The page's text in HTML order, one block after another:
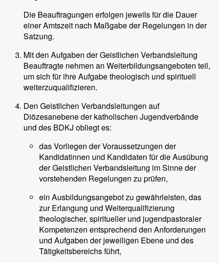
Die Beauftragungen erfolgen jeweils für die Dauer
einer Amtszeit nach Maßgabe der Regelungen in der
Satzung.
Mit den Aufgaben der Geistlichen Verbandsleitung
Beauftragte nehmen an Weiterbildungsangeboten teil,
um sich für ihre Aufgabe theologisch und spirituell
weiterzuqualifizieren.
Den Geistlichen Verbandsleitungen auf
Diözesanebene der katholischen Jugendverbände
und des BDKJ obliegt es:
das Vorliegen der Voraussetzungen der
Kandidatinnen und Kandidaten für die Ausübung
der Geistlichen Verbandsleitung im Sinne der
vorstehenden Regelungen zu prüfen,
ein Ausbildungsangebot zu gewährleisten, das
zur Erlangung und Weiterqualifizierung
theologischer, spiritueller und jugendpastoraler
Kompetenzen entsprechend den Anforderungen
und Aufgaben der jeweiligen Ebene und des
Tätigkeitsbereichs führt,